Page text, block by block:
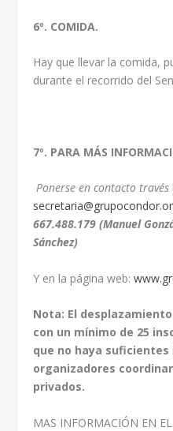
6º. COMIDA.
Hay que llevar la comida,
durante el recorrido del
7º. PARA MÁS
Ponerse en contacto
667.488.179 (Manuel
Sánchez)
Y en la página web:
Nota: El
con un mínimo de 25
que no haya suficientes
organizadores
privados.
MAS INFORMACIÓN EN